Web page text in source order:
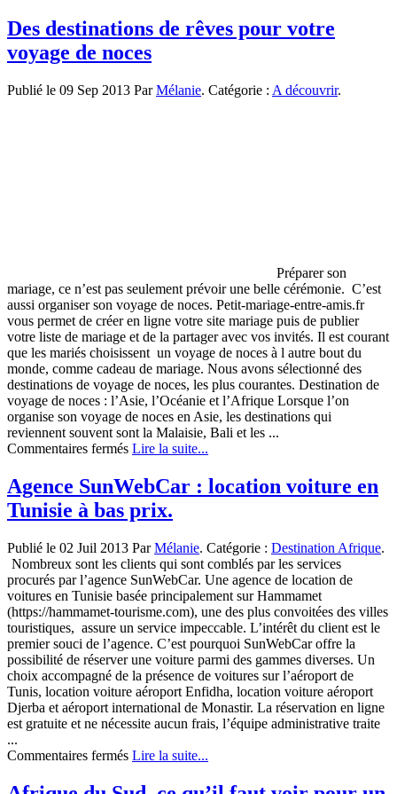
Town,
une
expérience
insolite
Des destinations de rêves pour votre
voyage de noces
Publié le 09 Sep 2013 ParMélanie. Catégorie : A découvrir.
Préparer son
mariage, ce n’est pas seulement prévoir une belle cérémonie. C’est
aussi organiser son voyage de noces. Petit-mariage-entre-amis.fr
vous permet de créer en ligne votre site mariage puis de publier
votre liste de mariage et de la partager avec vos invités. Il est courant
que les mariés choisissent un voyage de noces à l autre bout du
monde, comme cadeau de mariage. Nous avons sélectionné des
destinations de voyage de noces, les plus courantes. Destination de
voyage de noces : l’Asie, l’Océanie et l’Afrique Lorsque l’on
organise son voyage de noces en Asie, les destinations qui
reviennent souvent sont la Malaisie, Bali et les ...
Commentaires ferméssur
destinations
de
rêves
votre
voyage
de
noces
Lire la suite...
Agence SunWebCar : location voiture en
Tunisie à bas prix.
Publié le 02 Juil 2013 ParMélanie. Catégorie : Destination Afrique.
Nombreux sont les clients qui sont comblés par les services
procurés par l’agence SunWebCar. Une agence de location de
voitures en Tunisie basée principalement sur Hammamet
(https://hammamet-tourisme.com), une des plus convoitées des villes
touristiques, assure un service impeccable. L’intérêt du client est le
premier souci de l’agence. C’est pourquoi SunWebCar offre la
possibilité de réserver une voiture parmi des gammes diverses. Un
choix accompagné de la présence de voitures sur l’aéroport de
Tunis, location voiture aéroport Enfidha, location voiture aéroport
Djerba et aéroport international de Monastir. La réservation en ligne
est gratuite et ne nécessite aucun frais, l’équipe administrative traite
...
Commentaires ferméssur
SunWebCar :
Lire la suite...